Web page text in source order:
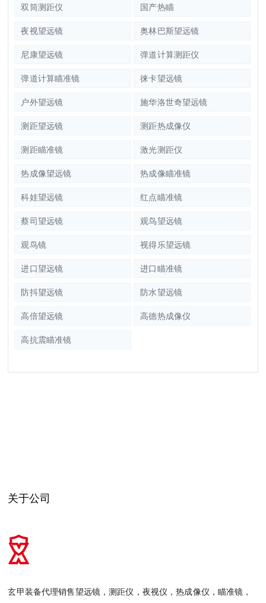
双筒测距仪 国产热瞄
夜视望远镜 奥林巴斯望远镜
尼康望远镜 弹道计算测距仪
弹道计算瞄准镜 徕卡望远镜
户外望远镜 施华洛世奇望远镜
测距望远镜 测距热成像仪
测距瞄准镜 激光测距仪
热成像望远镜 热成像瞄准镜
科娃望远镜 红点瞄准镜
蔡司望远镜 观鸟望远镜
观鸟镜 视得乐望远镜
进口望远镜 进口瞄准镜
防抖望远镜 防水望远镜
高倍望远镜 高德热成像仪
高抗震瞄准镜
关于公司
玄甲装备代理销售望远镜，测距仪，夜视仪，热成像仪，瞄准镜，